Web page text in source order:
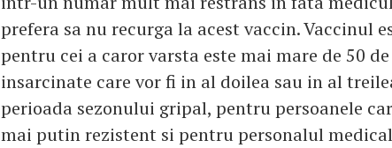
prefera sa nu recurga la acest vaccin. Vaccinul
pentru cei a caror varsta este mai mare de 50
insarcinate care vor fi in al doilea sau in al
perioada sezonului gripal, pentru persoanele
mai putin rezistent si pentru personalul